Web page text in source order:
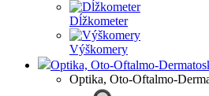
Dĺžkometer
Výškomery
Optika, Oto-Oftalmo-
Optika, Oto-Oftalmo-